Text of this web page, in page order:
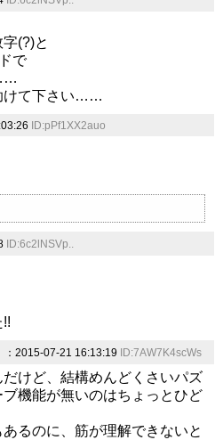
(?)と
で
けて下さい……
ID:pPf1XX2auo
ID:6c2lNSVp..
：2015-07-21 16:13:19 ID:7AW7K4scWs
けど、結構めんどくさいパズ
機能が無いのはちょっとひど
るのに、筋が理解できないと